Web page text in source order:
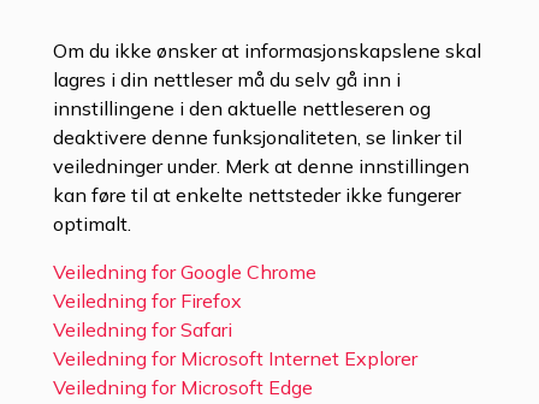
Om du ikke ønsker at informasjonskapslene skal
lagres i din nettleser må du selv gå inn i
innstillingene i den aktuelle nettleseren og
deaktivere denne funksjonaliteten, se linker til
veiledninger under. Merk at denne innstillingen
kan føre til at enkelte nettsteder ikke fungerer
optimalt.
Veiledning for Google Chrome
Veiledning for Firefox
Veiledning for Safari
Veiledning for Microsoft Internet Explorer
Veiledning for Microsoft Edge